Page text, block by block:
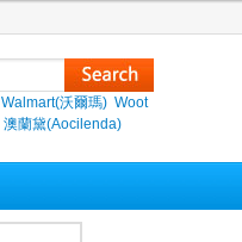
Walmart(沃爾瑪) Woot
澳蘭黛(Aocilenda)